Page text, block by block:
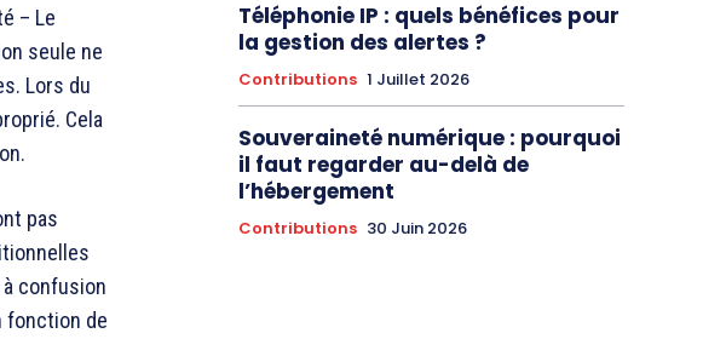
– Le
seule ne
Lors du
Cela
pas
confusion
fonction de
Téléphonie IP : quels bénéfices pour
la gestion des alertes ?
Contributions 1 Juillet 2026
Souveraineté numérique : pourquoi
il faut regarder au-delà de
l’hébergement
Contributions 30 Juin 2026